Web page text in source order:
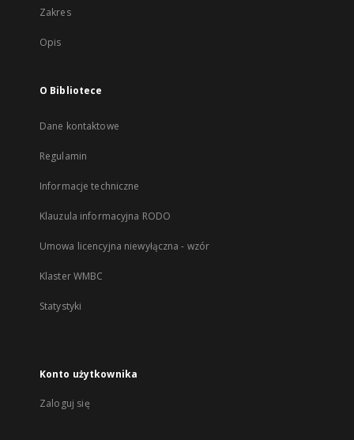
Zakres
Opis
O Bibliotece
Dane kontaktowe
Regulamin
Informacje techniczne
Klauzula informacyjna RODO
Umowa licencyjna niewyłączna - wzór
Klaster WMBC
Statystyki
Konto użytkownika
Zaloguj się